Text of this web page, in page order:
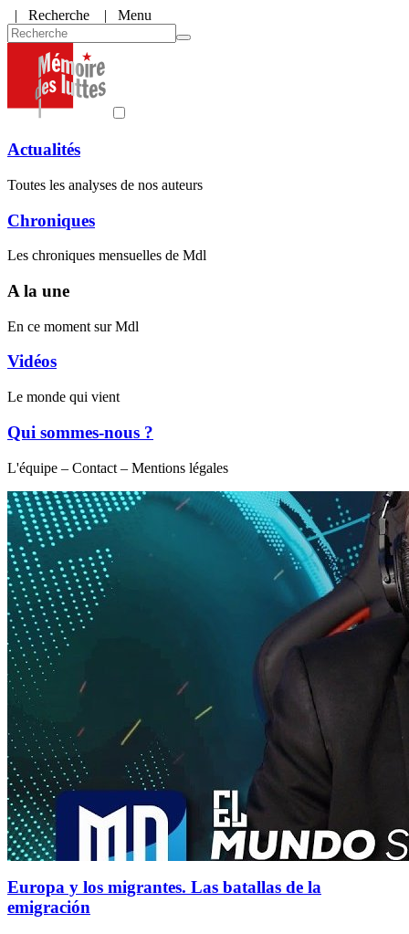
| Recherche | Menu
Actualités
Toutes les analyses de nos auteurs
Chroniques
Les chroniques mensuelles de Mdl
A la une
En ce moment sur Mdl
Vidéos
Le monde qui vient
Qui sommes-nous ?
L'équipe – Contact – Mentions légales
Europa y los migrantes. Las batallas de la
emigración